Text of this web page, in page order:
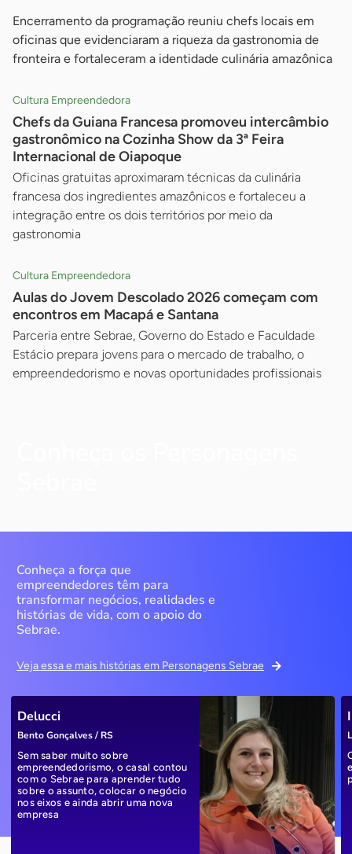
Encerramento da programação reuniu chefs locais em
oficinas que evidenciaram a riqueza da gastronomia de
fronteira e fortaleceram a identidade culinária amazônica
Cultura Empreendedora
Chefs da Guiana Francesa promoveu intercâmbio
gastronômico na Cozinha Show da 3ª Feira
Internacional de Oiapoque
Oficinas gratuitas aproximaram técnicas da culinária
francesa dos ingredientes amazônicos e fortaleceu a
integração entre os dois territórios por meio da
gastronomia
Cultura Empreendedora
Aulas do Jovem Descolado 2026 começam com
encontros em Macapá e Santana
Parceria entre Sebrae, Governo do Estado e Faculdade
Estácio prepara jovens para o mercado de trabalho, o
empreendedorismo e novas oportunidades profissionais
Conheça a força que
empreendedores têm para
transformar negócios, realidades e
histórias de vida, com o apoio do
Sebrae.
Veja essa e mais histórias em Personagens Sebrae
Delucci
Bento Gonçalves / RS
Sem saber muito sobre
empreendedorismo, o casal contou
com o Sebrae para aprender tudo
sobre o assunto, colocar o negócio
nos eixos e ainda abrir uma nova
empresa